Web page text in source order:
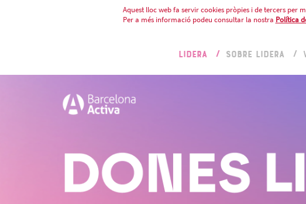
Aquest lloc web fa servir cookies pròpies i de tercers per
Per a més informació podeu consultar la nostra Política
LIDERA SOBRE LIDERA